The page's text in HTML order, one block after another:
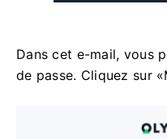
Dans cet e-mail, vous
de passe. Cliquez sur